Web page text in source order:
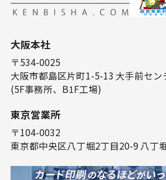
⼤阪本社
〒534-0025
⼤阪市都島区⽚町1-5-13 ⼤⼿前セン
(5F事務所、B1F⼯場)
東京営業所
〒104-0032
東京都中央区⼋丁堀2丁⽬20-9 ⼋丁